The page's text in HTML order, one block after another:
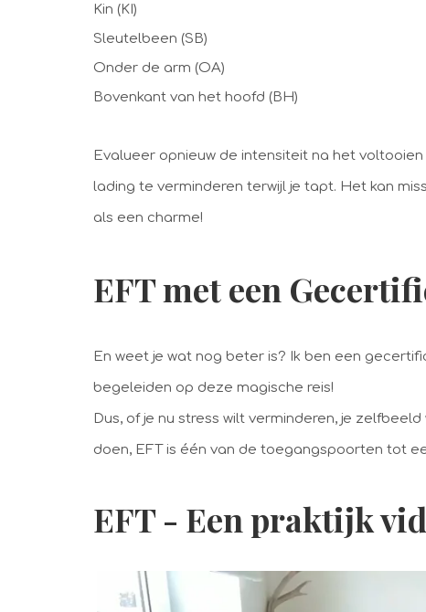
Kin (KI)
Sleutelbeen (SB)
Onder de arm (OA)
Bovenkant van het hoofd (BH)
Evalueer opnieuw de intensiteit na het
lading te verminderen terwijl je tapt. Het kan
als een charme!
EFT met een
En weet je wat nog beter is? Ik ben een
begeleiden op deze magische reis!
Dus, of je nu stress wilt verminderen, je
doen, EFT is één van de toegangspoorten tot
EFT - Een praktijk